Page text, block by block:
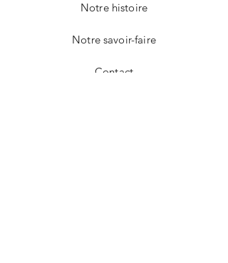
Notre histoire
Notre savoir-faire
Contact